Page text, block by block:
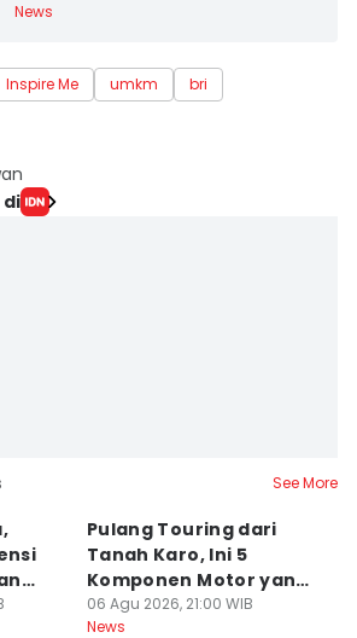
News
Inspire Me umkm bri
di
See More
Pulang Touring dari
Tanah Karo, Ini 5
Komponen Motor yang
Wajib Dicek
06 Agu 2026, 21:00 WIB
News